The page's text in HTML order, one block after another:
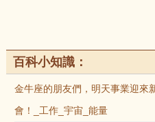
百科小知識：
金牛座的朋友們，明天事業迎來
會！_工作_宇宙_能量